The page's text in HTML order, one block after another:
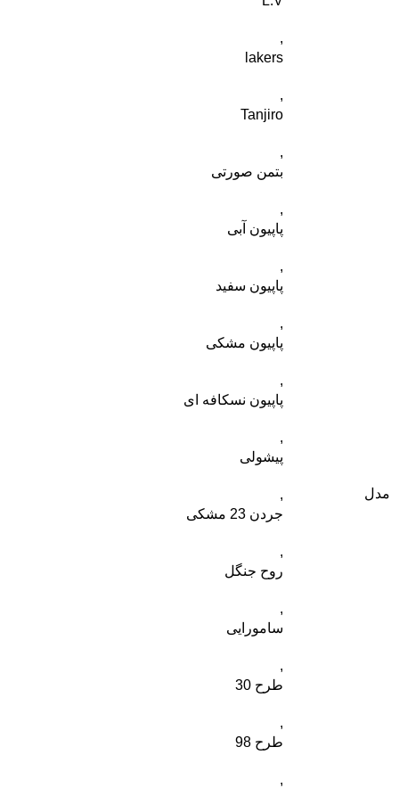
مدل
,
lakers
,
Tanjiro
,
بتمن صورتی
,
پاپیون آبی
,
پاپیون سفید
,
پاپیون مشکی
,
پاپیون نسکافه ای
,
پیشولی
,
جردن 23 مشکی
,
روح جنگل
,
سامورایی
,
طرح 30
,
طرح 98
,